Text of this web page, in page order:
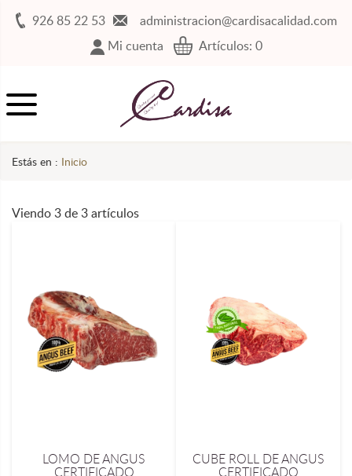
926 85 22 53
administracion@cardisacalidad.com
Mi cuenta
Artículos: 0
Estás en : Inicio
Viendo 3 de 3 artículos
LOMO DE ANGUS
CERTIFICADO
CUBE ROLL DE ANGUS
CERTIFICADO